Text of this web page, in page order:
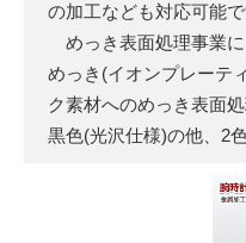
の加工なども対応可能で
めっき表面処理事業
めっき(イオンプレーテ
ク素材へのめっき表面
黒色(光沢仕様)の他、2